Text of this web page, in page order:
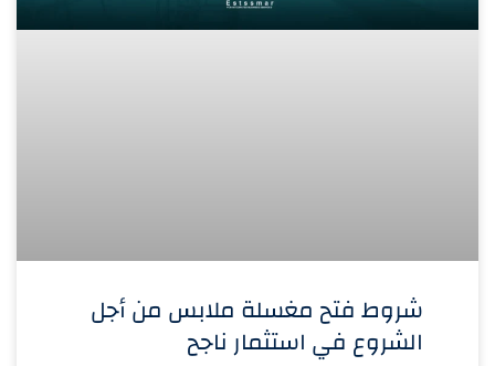
شروط فتح مغسلة ملابس من أجل
الشروع في استثمار ناجح